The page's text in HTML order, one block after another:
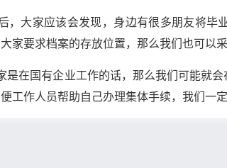
，大家应该会发现，身边有很多朋友将
家要求档案的存放位置，那么我们也可以
是在国有企业工作的话，那么我们可能就
工作人员帮助自己办理集体手续，我们一